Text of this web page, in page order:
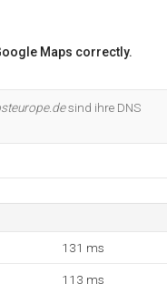
Maps correctly.
sind ihre DNS
131 ms
113 ms